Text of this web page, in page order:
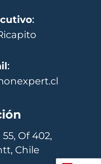
:
:
Of 402,
Chile